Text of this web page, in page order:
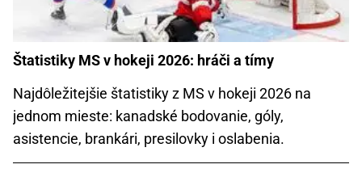
Štatistiky MS v hokeji 2026: hráči a tímy
Najdôležitejšie štatistiky z MS v hokeji 2026 na
jednom mieste: kanadské bodovanie, góly,
asistencie, brankári, presilovky i oslabenia.